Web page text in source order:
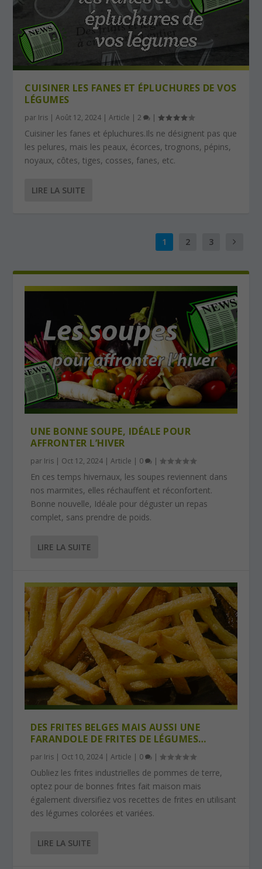
CUISINER LES FANES ET ÉPLUCHURES DE VOS
LÉGUMES
par Iris |Août 12, 2024 |Article |2 |
Cuisiner les fanes et épluchures.Ils ne désignent pas que
les pelures, mais les peaux, écorces, trognons, pépins,
noyaux, côtes, tiges, cosses, fanes, etc.
LIRE LA SUITE
1 2 3
UNE BONNE SOUPE, IDÉALE POUR
AFFRONTER L’HIVER
par Iris | Oct 12, 2024 |Article | 0 |
En ces temps hivernaux, les soupes reviennent dans
nos marmites, elles réchauffent et réconfortent.
Bonne nouvelle, Idéale pour déguster un repas
complet, sans prendre de poids.
LIRE LA SUITE
DES FRITES BELGES MAIS AUSSI UNE
FARANDOLE DE FRITES DE LÉGUMES…
par Iris Oct 10, 2024 |Article 0
Oubliez les frites industrielles de pommes de terre,
optez pour de bonnes frites fait maison mais
également diversifiez vos recettes de frites en utilisant
des légumes colorées et variées.
LIRE LA SUITE